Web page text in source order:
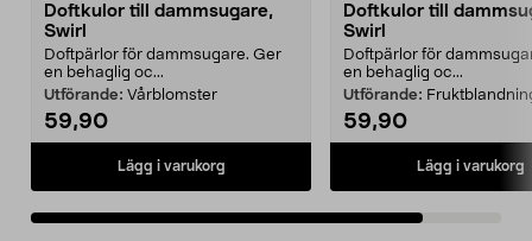
Doftkulor till dammsugare,
Swirl
Doftpärlor för dammsugare. Ger
en behaglig oc...
Utförande: Vårblomster
59,90
Lägg i varukorg
Doftkulor till
Swirl
Doftpärlor för
en behaglig oc...
Utförande:
59,90
Lägg i varukorg